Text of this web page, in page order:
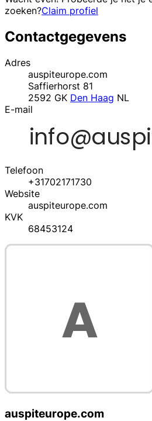
zoeken?Claim profiel
Contactgegevens
Adres
auspiteurope.com
Saffierhorst 81
2592 GK Den Haag NL
E-mail
Telefoon
+31702171730
Website
auspiteurope.com
KVK
68453124
auspiteurope.com